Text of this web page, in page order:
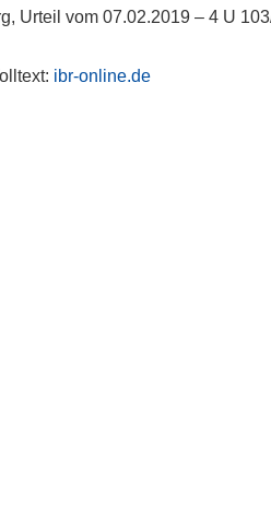
Urteil vom 07.02.2019 – 4 U
ibr-online.de